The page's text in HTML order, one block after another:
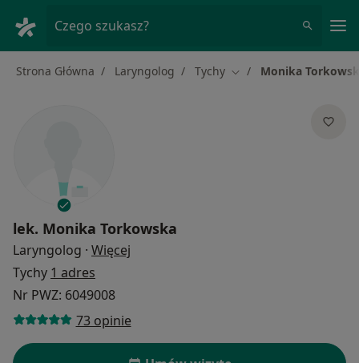
Czego szukasz?
Strona Główna Laryngolog Tychy Zmień miasto
Monika
lek. Monika Torkowska
Laryngolog · Więcej
Tychy 1 adres
Nr PWZ: 6049008
73 opinie